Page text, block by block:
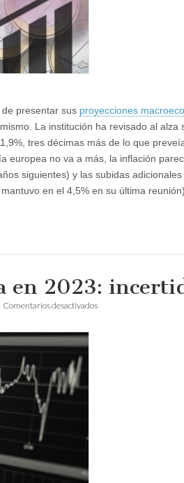
presentar sus proyecciones
La institución ha revisado al
tres décimas más de lo que
europea no va a más, la inflación
siguientes) y las subidas
en el 4,5% en su última reunión).
en 2023:
Comentarios desactivadosen